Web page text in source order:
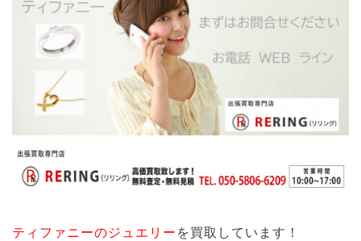
ティファニーのジュエリー を買取しています！